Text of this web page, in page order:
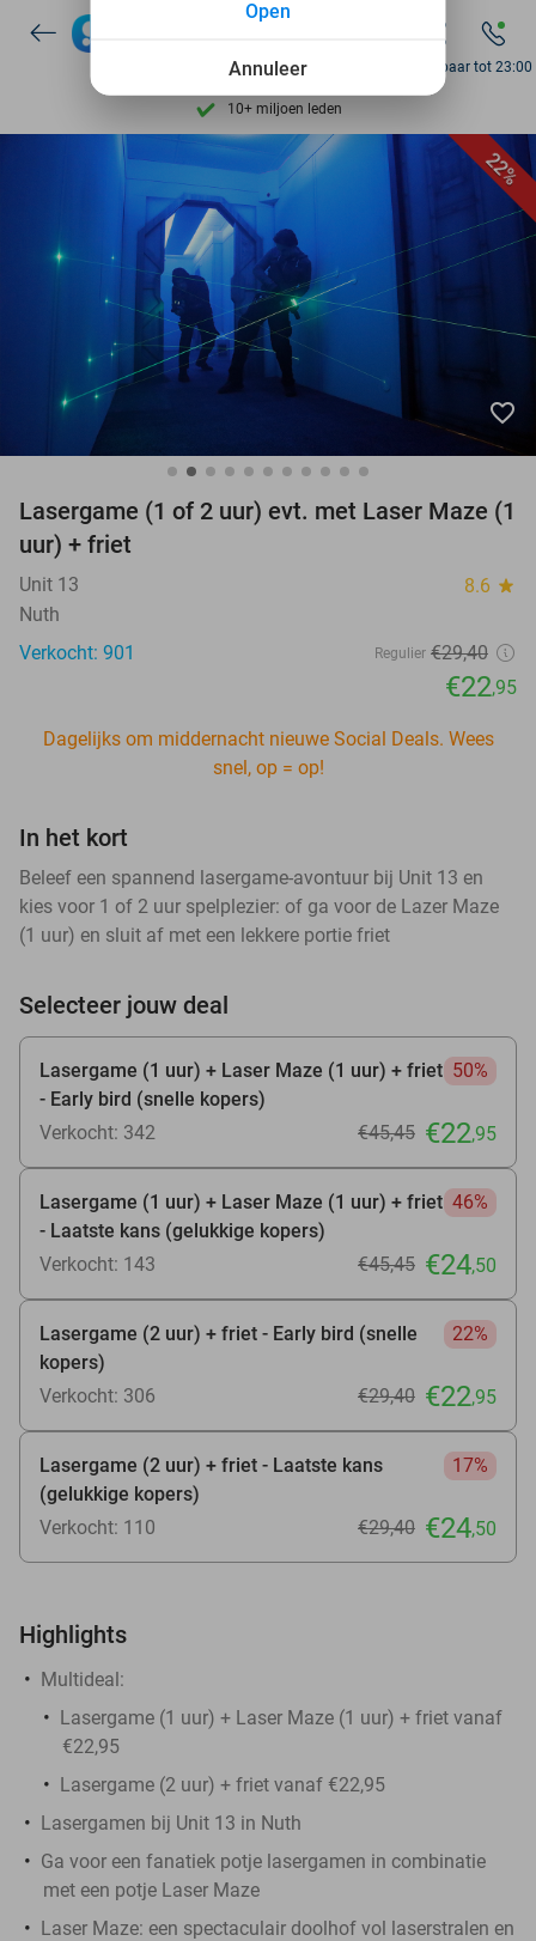
Ontdek 15.000+ deals
7 dagen per week beschikbaar
10+ miljoen leden
op basis van 205.924 reviews
Ontdek 15.000+ deals
7 dagen per week beschikbaar
10+ miljoen leden
Bereikbaar tot 23:00
22%
favorite_border
Lasergame (1 of 2 uur) evt. met Laser Maze (1
uur) + friet
Unit 13 8.6 star
Nuth
Verkocht: 901
Regulier €29,40
€22,95
Dagelijks om middernacht nieuwe Social Deals. Wees
snel, op = op!
In het kort
Beleef een spannend lasergame-avontuur bij Unit 13 en
kies voor 1 of 2 uur spelplezier: of ga voor de Lazer Maze
(1 uur) en sluit af met een lekkere portie friet
Selecteer jouw deal
Lasergame (1 uur) + Laser Maze (1 uur) + friet
- Early bird (snelle kopers)
50%
Verkocht: 342 €45,45 €22,95
Lasergame (1 uur) + Laser Maze (1 uur) + friet
- Laatste kans (gelukkige kopers)
46%
Verkocht: 143 €45,45 €24,50
Lasergame (2 uur) + friet - Early bird (snelle
kopers)
22%
Verkocht: 306 €29,40 €22,95
Lasergame (2 uur) + friet - Laatste kans
(gelukkige kopers)
17%
Verkocht: 110 €29,40 €24,50
Highlights
Multideal:
Lasergame (1 uur) + Laser Maze (1 uur) + friet vanaf
€22,95
Lasergame (2 uur) + friet vanaf €22,95
Lasergamen bij Unit 13 in Nuth
Ga voor een fanatiek potje lasergamen in combinatie
met een potje Laser Maze
Laser Maze: een spectaculair doolhof vol laserstralen en
Annuleer
Open